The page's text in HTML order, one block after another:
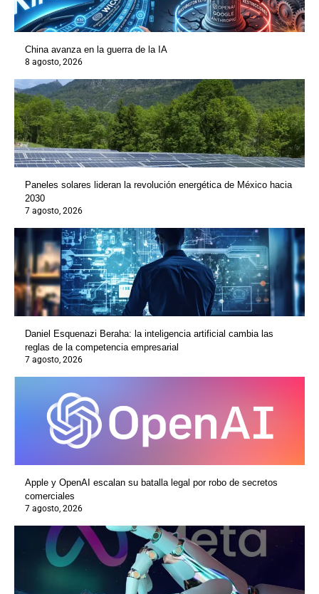
China avanza en la guerra de la IA
8 agosto, 2026
Paneles solares lideran la revolución energética de México hacia
2030
7 agosto, 2026
Daniel Esquenazi Beraha: la inteligencia artificial cambia las
reglas de la competencia empresarial
7 agosto, 2026
Apple y OpenAI escalan su batalla legal por robo de secretos
comerciales
7 agosto, 2026